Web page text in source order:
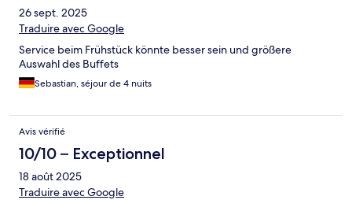
26 sept. 2025
Traduire avec Google
Service beim Frühstück könnte besser sein und größere
Auswahl des Buffets
Sebastian, séjour de 4 nuits
Avis vérifié
10/10 – Exceptionnel
18 août 2025
Traduire avec Google